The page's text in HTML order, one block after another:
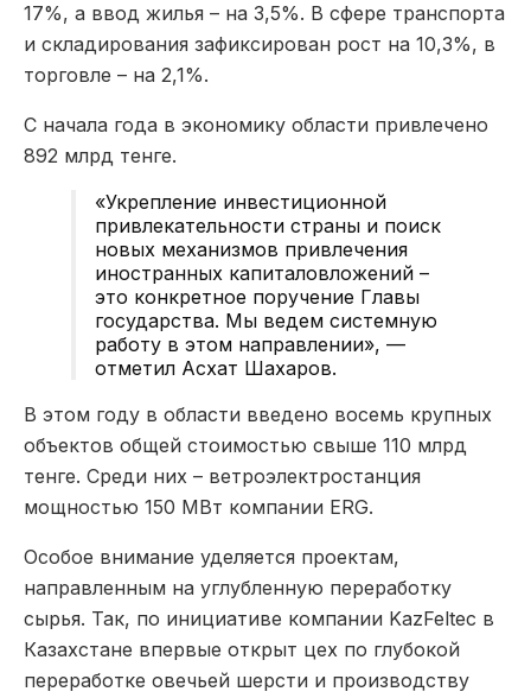
17%, а ввод жилья – на 3,5%. В сфере транспорта
и складирования зафиксирован рост на 10,3%, в
торговле – на 2,1%.
С начала года в экономику области привлечено
892 млрд тенге.
«Укрепление инвестиционной
привлекательности страны и поиск
новых механизмов привлечения
иностранных капиталовложений –
это конкретное поручение Главы
государства. Мы ведем системную
работу в этом направлении», —
отметил Асхат Шахаров.
В этом году в области введено восемь крупных
объектов общей стоимостью свыше 110 млрд
тенге. Среди них – ветроэлектростанция
мощностью 150 МВт компании ERG.
Особое внимание уделяется проектам,
направленным на углубленную переработку
сырья. Так, по инициативе компании KazFeltec в
Казахстане впервые открыт цех по глубокой
переработке овечьей шерсти и производству